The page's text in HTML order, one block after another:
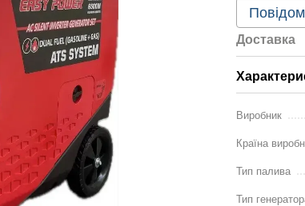
Доставка
Виробник
Країна
Тип палива
Тип